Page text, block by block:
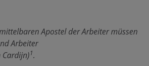
Apostel der Arbeiter müssen
Arbeiter
Cardijn)1.